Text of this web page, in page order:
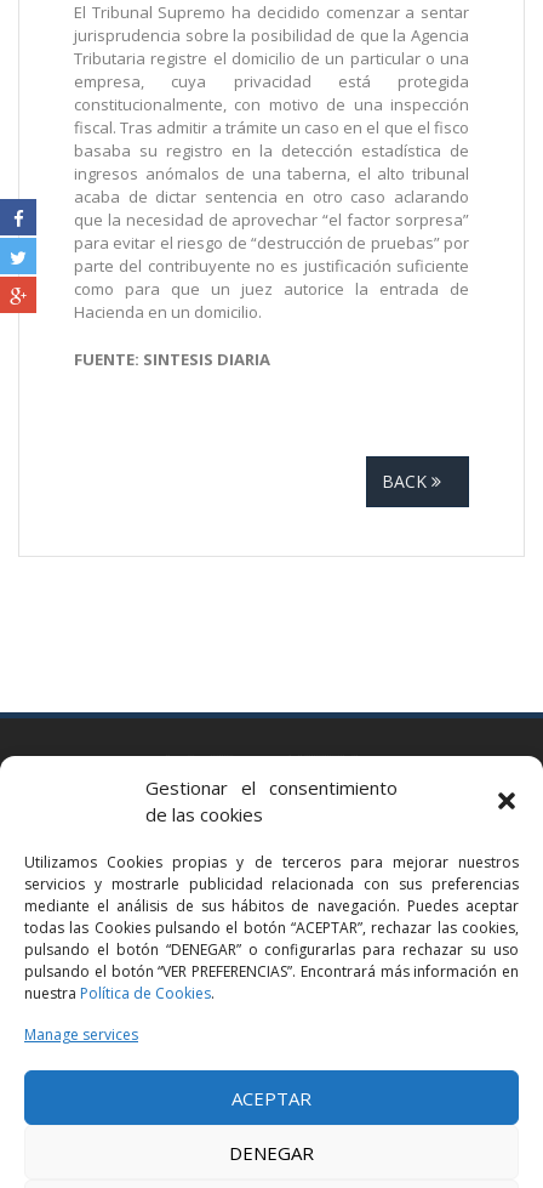
Gestionar el consentimiento
de las cookies
Utilizamos Cookies propias y de terceros para mejorar nuestros
servicios y mostrarle publicidad relacionada con sus preferencias
mediante el análisis de sus hábitos de navegación. Puedes aceptar
todas las Cookies pulsando el botón “ACEPTAR”, rechazar las cookies,
pulsando el botón “DENEGAR” o configurarlas para rechazar su uso
pulsando el botón “VER PREFERENCIAS”. Encontrará más información en
nuestra Política de Cookies.
Manage services
ACEPTAR
DENEGAR
El Tribunal Supremo ha decidido comenzar a sentar
jurisprudencia sobre la posibilidad de que la Agencia
Tributaria registre el domicilio de un particular o una
empresa, cuya privacidad está protegida
constitucionalmente, con motivo de una inspección
fiscal. Tras admitir a trámite un caso en el que el fisco
basaba su registro en la detección estadística de
ingresos anómalos de una taberna, el alto tribunal
acaba de dictar sentencia en otro caso aclarando
que la necesidad de aprovechar “el factor sorpresa”
para evitar el riesgo de “destrucción de pruebas” por
parte del contribuyente no es justificación suficiente
como para que un juez autorice la entrada de
Hacienda en un domicilio.
FUENTE: SINTESIS DIARIA
BACK
Via Augusta 2 bis, 3º, 08006 Barcelona
bcn@bellavistalegal.eu
GRANOLLERS
C/ Sant Jaume, 16 1r, 08401 Granollers (Bcn)
+34 93 860 39 60
grn@bellavistalegal.eu
MADRID
C/ Serrano 114, 2º izq. 28006 Madrid.
+34 91 431 98 21 | +34 91 431 98 95
mad@bellavistalegal.eu